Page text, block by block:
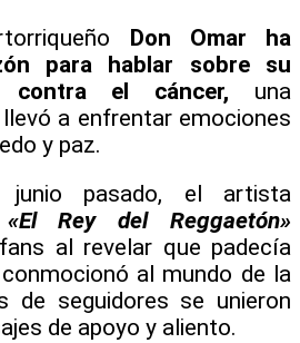
Don Omar ha
para hablar sobre su
contra el cáncer, una
a enfrentar emociones
y paz.
pasado, el artista
Rey del Reggaetón»
al revelar que padecía
al mundo de la
de seguidores se unieron
de apoyo y aliento.